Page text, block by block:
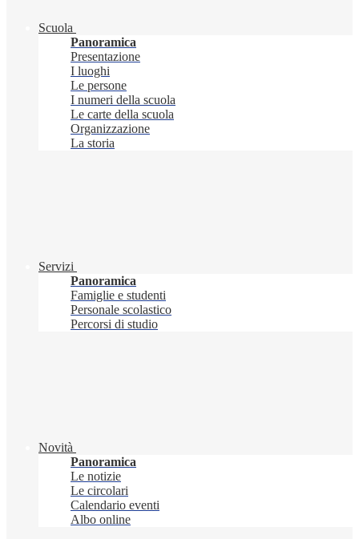
Scuola
Panoramica
Presentazione
I luoghi
Le persone
I numeri della scuola
Le carte della scuola
Organizzazione
La storia
Servizi
Panoramica
Famiglie e studenti
Personale scolastico
Percorsi di studio
Novità
Panoramica
Le notizie
Le circolari
Calendario eventi
Albo online